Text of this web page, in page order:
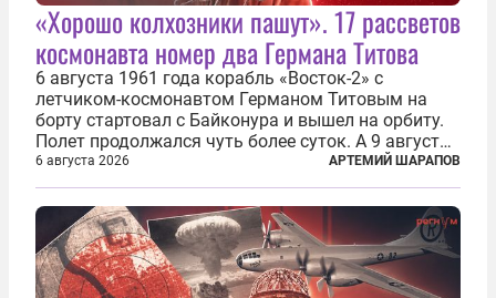
«Хорошо колхозники пашут». 17 рассветов
космонавта номер два Германа Титова
6 августа 1961 года корабль «Восток-2» с
летчиком-космонавтом Германом Титовым на
борту стартовал с Байконура и вышел на орбиту.
Полет продолжался чуть более суток. А 9 августа
второй человек в космосе получил звезду Героя
Советского Союза и орден Ленина. Миссия Титова
зачастую находится несколько...
6 августа 2026 АРТЕМИЙ ШАРАПОВ